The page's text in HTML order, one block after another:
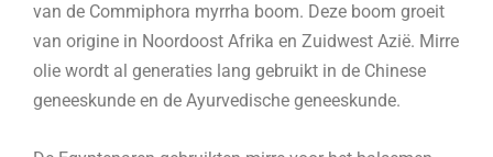
van de Commiphora myrrha boom. Deze boom groeit
van origine in Noordoost Afrika en Zuidwest Azië. Mirre
olie wordt al generaties lang gebruikt in de Chinese
geneeskunde en de Ayurvedische geneeskunde.